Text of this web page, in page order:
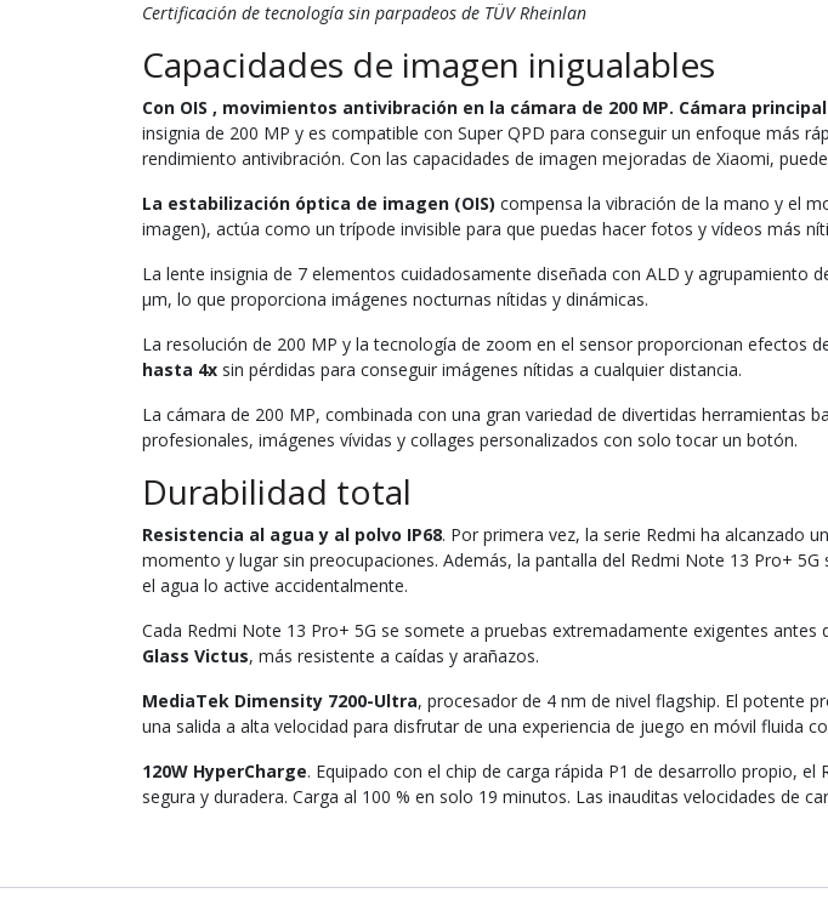
Certificación de tecnología sin parpadeos de TÜV Rheinlan
Capacidades de imagen inigualables
Con OIS , movimientos antivibración en la cámara de 200 MP. Cámara
insignia de 200 MP y es compatible con Super QPD para conseguir un enfoque más
rendimiento antivibración. Con las capacidades de imagen mejoradas de Xiaomi,
La estabilización óptica de imagen (OIS) compensa la vibración de la mano y el
imagen), actúa como un trípode invisible para que puedas hacer fotos y vídeos más
La lente insignia de 7 elementos cuidadosamente diseñada con ALD y
μm, lo que proporciona imágenes nocturnas nítidas y dinámicas.
La resolución de 200 MP y la tecnología de zoom en el sensor proporcionan efectos
hasta 4x sin pérdidas para conseguir imágenes nítidas a cualquier distancia.
La cámara de 200 MP, combinada con una gran variedad de divertidas herramientas
profesionales, imágenes vívidas y collages personalizados con solo tocar un botón.
Durabilidad total
Resistencia al agua y al polvo IP68. Por primera vez, la serie Redmi ha alcanzado
momento y lugar sin preocupaciones. Además, la pantalla del Redmi Note 13 Pro+
el agua lo active accidentalmente.
Cada Redmi Note 13 Pro+ 5G se somete a pruebas extremadamente exigentes
Glass Victus, más resistente a caídas y arañazos.
MediaTek Dimensity 7200-Ultra, procesador de 4 nm de nivel flagship. El potente
una salida a alta velocidad para disfrutar de una experiencia de juego en móvil fluida
120W HyperCharge. Equipado con el chip de carga rápida P1 de desarrollo propio,
segura y duradera. Carga al 100 % en solo 19 minutos. Las inauditas velocidades de